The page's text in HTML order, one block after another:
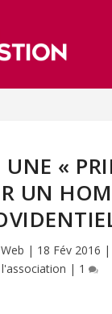
UNE «
UN
| 18 Fév 2016 |
l'association | 1